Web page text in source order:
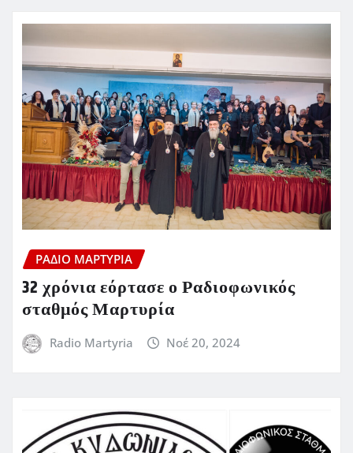
ΡΆΔΙΟ ΜΑΡΤΥΡΊΑ
32 χρόνια εόρτασε ο Ραδιοφωνικός
σταθμός Μαρτυρία
Radio Martyria Νοέ 20, 2024